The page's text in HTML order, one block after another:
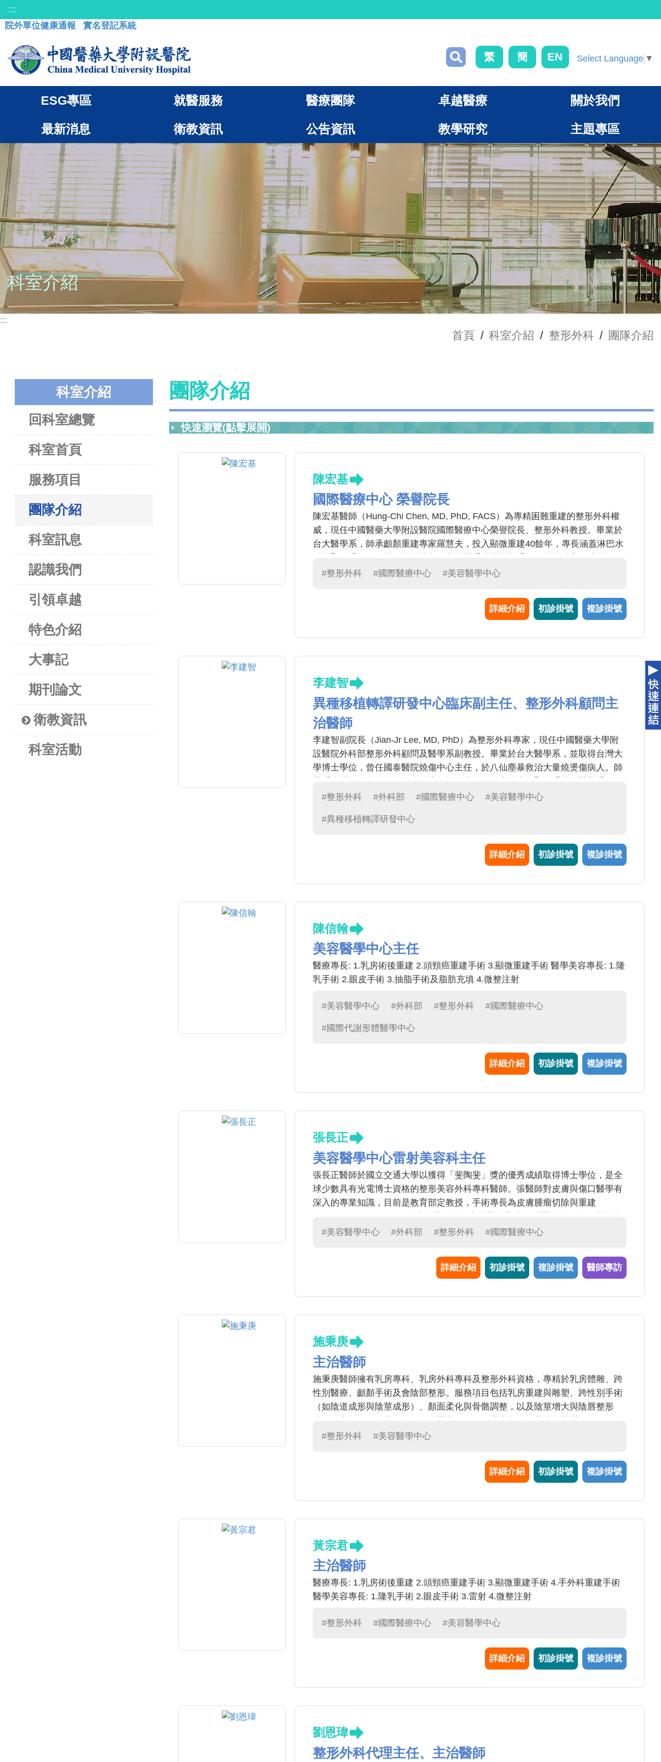
:::
院外單位健康通報
實名登記系統
繁 簡 EN Select Language ▼
ESG專區 就醫服務 醫療團隊 卓越醫療 關於我們
最新消息 衛教資訊 公告資訊 教學研究 主題專區
科室介紹
:::
首頁 / 科室介紹 / 整形外科 / 團隊介紹
科室介紹
回科室總覽
科室首頁
服務項目
團隊介紹
科室訊息
認識我們
引領卓越
特色介紹
大事記
期刊論文
衛教資訊
科室活動
團隊介紹
快速瀏覽(點擊展開)
陳宏基
國際醫療中心 榮譽院長
陳宏基醫師（Hung-Chi Chen, MD, PhD, FACS）為專精困難重建的整形外科權
威，現任中國醫藥大學附設醫院國際醫療中心榮譽院長、整形外科教授。畢業於
台大醫學系，師承顱顏重建專家羅慧夫，投入顯微重建40餘年，專長涵蓋淋巴水
際醫療典範金獎、醫療奉獻獎等，並為哈佛大學客座教授，培育國際顯微外科人
#整形外科 #國際醫療中心 #美容醫學中心
詳細介紹 初診掛號 複診掛號
李建智
異種移植轉譯研發中心臨床副主任、整形外科顧問主
治醫師
李建智副院長（Jian-Jr Lee, MD, PhD）為整形外科專家，現任中國醫藥大學附
設醫院外科部整形外科顧問及醫學系副教授。畢業於台大醫學系，並取得台灣大
學博士學位，曾任國泰醫院燒傷中心主任，於八仙塵暴救治大量燒燙傷病人。師
自體與異體移植、慢性傷口與燒燙傷疤痕治療，並致力於幹細胞與生醫材料研
#整形外科 #外科部 #國際醫療中心 #美容醫學中心
#異種移植轉譯研發中心
詳細介紹 初診掛號 複診掛號
陳信翰
美容醫學中心主任
醫療專長: 1.乳房術後重建 2.頭頸癌重建手術 3.顯微重建手術 醫學美容專長: 1.隆
乳手術 2.眼皮手術 3.抽脂手術及脂肪充填 4.微整注射
#美容醫學中心 #外科部 #整形外科 #國際醫療中心
#國際代謝形體醫學中心
詳細介紹 初診掛號 複診掛號
張長正
美容醫學中心雷射美容科主任
張長正醫師於國立交通大學以獲得「斐陶斐」獎的優秀成績取得博士學位，是全
球少數具有光電博士資格的整形美容外科專科醫師。張醫師對皮膚與傷口醫學有
深入的專業知識，目前是教育部定教授，手術專長為皮膚腫瘤切除與重建
庚醫院及本院美容中心主任共八年，目前為本中心雷射美容科主任。臨床研究已
光老化治療」，「多層式臉部拉提注射」，「面部無痕舌癌重建」等...其他微創
手術還包含「靜脈曲張雷射燒灼」，「狐臭頂漿汗腺刮除術」，「多汗症微波熱
治療。 張醫師對美容醫學求診者均親自諮詢衛教，由於其臨床，教育，民眾衛教
及醫療品質的優異表現，美國外科學院於2022年頒證Fellow學位予張醫師。
#美容醫學中心 #外科部 #整形外科 #國際醫療中心
詳細介紹 初診掛號 複診掛號 醫師專訪
施秉庚
主治醫師
施秉庚醫師擁有乳房專科、乳房外科專科及整形外科資格，專精於乳房體雕、跨
性別醫療、顱顏手術及會陰部整形。服務項目包括乳房重建與雕塑、跨性別手術
（如陰道成形與陰莖成形）、顏面柔化與骨骼調整，以及陰莖增大與陰唇整形
#整形外科
#美容醫學中心
詳細介紹 初診掛號 複診掛號
黃宗君
主治醫師
醫療專長: 1.乳房術後重建 2.頭頸癌重建手術 3.顯微重建手術 4.手外科重建手術
醫學美容專長: 1.隆乳手術 2.眼皮手術 3.雷射 4.微整注射
#整形外科 #國際醫療中心 #美容醫學中心
詳細介紹 初診掛號 複診掛號
劉恩瑋
整形外科代理主任、主治醫師